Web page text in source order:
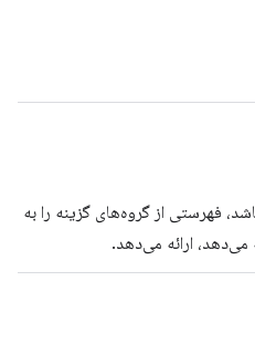
فهرستی از گروه‌های گزینه را به
می‌دهد، ارائه می‌دهد.